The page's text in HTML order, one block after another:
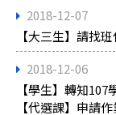
2018-12-07
【大三生】請找
2018-12-06
【學生】轉知
【代選課】申請作